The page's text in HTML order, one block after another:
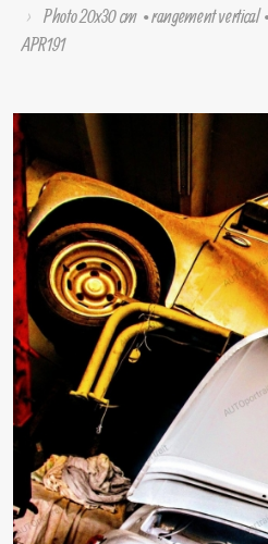
Photo 20x30 cm • rangement vertical
APR191